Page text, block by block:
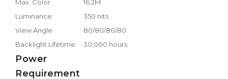
Max. Color
16.2M
Luminance
350 nits
View Angle
80/80/80/80
Backlight Lifetime
30,000 hours
Power
Requirement